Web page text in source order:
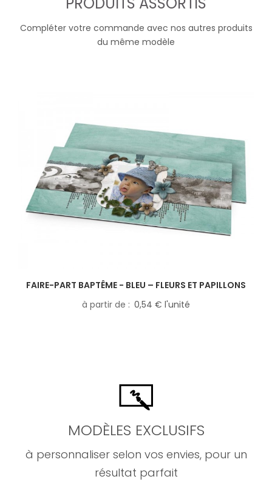
Compléter votre commande avec nos autres produits
du même modèle
FAIRE-PART BAPTÊME - BLEU – FLEURS ET PAPILLONS
à partir de
0,54 € l'unité
MODÈLES EXCLUSIFS
à personnaliser selon vos envies, pour un
résultat parfait